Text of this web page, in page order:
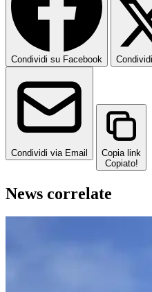
Condividi su Facebook
Condividi via Email
Copia link
Copiato!
News correlate